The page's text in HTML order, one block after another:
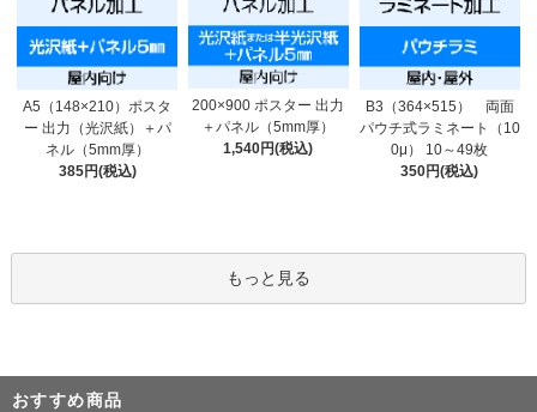
A5（148×210）ポスタ
ー 出力（光沢紙）＋パ
ネル（5mm厚）
385円(税込)
200×900 ポスター 出力
＋パネル（5mm厚）
1,540円(税込)
B3（364×515） 両面
パウチ式ラミネート（10
0μ） 10～49枚
350円(税込)
もっと見る
おすすめ商品